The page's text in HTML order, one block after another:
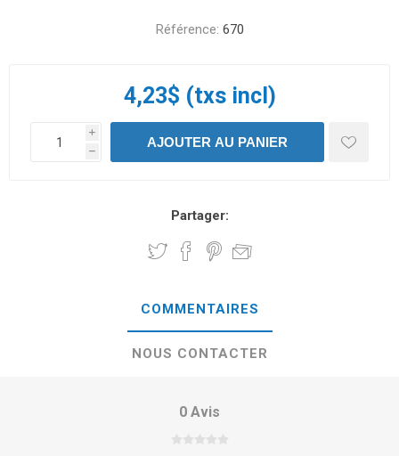
Référence: 670
4,23$ (txs incl)
i
h
Partager:
COMMENTAIRES
NOUS CONTACTER
0 Avis